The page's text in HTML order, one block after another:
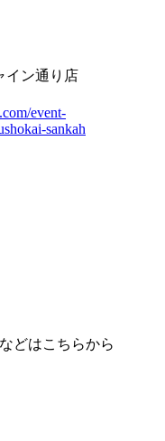
イン通り店
event-
sankah
どはこちらから